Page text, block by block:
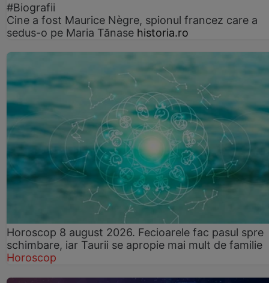
#Biografii
Cine a fost Maurice Nègre, spionul francez care a
sedus-o pe Maria Tănase historia.ro
Horoscop 8 august 2026. Fecioarele fac pasul spre
schimbare, iar Taurii se apropie mai mult de familie
Horoscop